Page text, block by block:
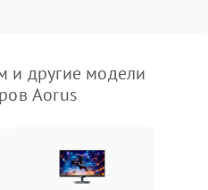
и другие модели
Aorus